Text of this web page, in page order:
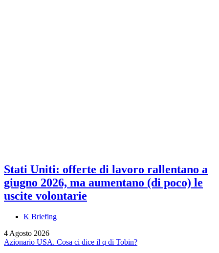
Stati Uniti: offerte di lavoro rallentano a
giugno 2026, ma aumentano (di poco) le
uscite volontarie
K Briefing
4 Agosto 2026
Azionario USA. Cosa ci dice il q di Tobin?